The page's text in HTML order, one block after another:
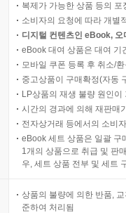
복제가 가능한 상품 등의
소비자의 요청에 따라 개별
디지털 컨텐츠인 eBook,
eBook 대여 상품은 대여 기
모바일 쿠폰 등록 후 취소/
중고상품이 구매확정(자동
LP상품의 재생 불량 원인
시간의 경과에 의해 재판매
전자상거래 등에서의 소비
eBook 세트 상품은 일괄 구
1개의 상품으로 취급 및 판
우, 세트 상품 전부 및 세트
상품의 불량에 의한 반품,
준하여 처리됨